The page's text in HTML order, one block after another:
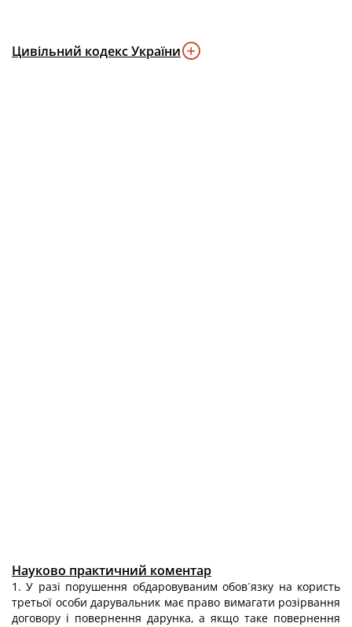
Цивільний кодекс України
Науково практичний коментар
1. У разі порушення обдаровуваним обов´язку на користь
третьої особи дарувальник має право вимагати розірвання
договору і повернення дарунка, а якщо таке повернення